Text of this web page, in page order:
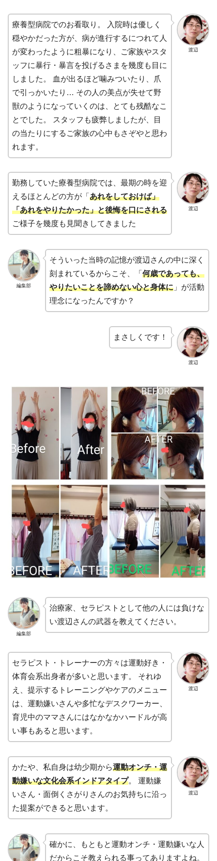
渡辺
療養型病院でのお看取り。 入院時は優しく
穏やかだった方が、病が進行するにつれて人
が変わったように粗暴になり、ご家族やスタ
ッフに暴行・暴言を投げるさまを幾度も目に
しました。 血が出るほど噛みついたり、爪
で引っかいたり… その人の美点が失せて野
獣のようになっていくのは、とても残酷なこ
とでした。 スタッフも疲弊しましたが、目
の当たりにするご家族の心中もさぞやと思わ
れます。
渡辺
勤務していた療養型病院では、最期の時を迎
えるほとんどの方が「 あれをしておけば」
「あれをやりたかった」と後悔を口にされる
ご様子を幾度も見聞きしてきました
編集部
そういった当時の記憶が渡辺さんの中に深く
刻まれているからこそ、「 何歳であっても、
やりたいことを諦めない心と身体に」が活動
理念になったんですか？
渡辺
まさしくです！
編集部
治療家、セラピストとして他の人には負けな
い渡辺さんの武器を教えてください。
渡辺
セラピスト・トレーナーの方々は運動好き・
体育会系出身者が多いと思います。 それゆ
え、提示するトレーニングやケアのメニュー
は、運動嫌いさんや多忙なデスクワーカー、
育児中のママさんにはなかなかハードルが高
い事もあると思います。
渡辺
かたや、私自身は幼少期から運動オンチ・運
動嫌いな文化会系インドアタイプ。 運動嫌
いさん・面倒くさがりさんのお気持ちに沿っ
た提案ができると思います。
確かに、もともと運動オンチ・運動嫌いな人
だからこそ教えられる事ってありますよね。